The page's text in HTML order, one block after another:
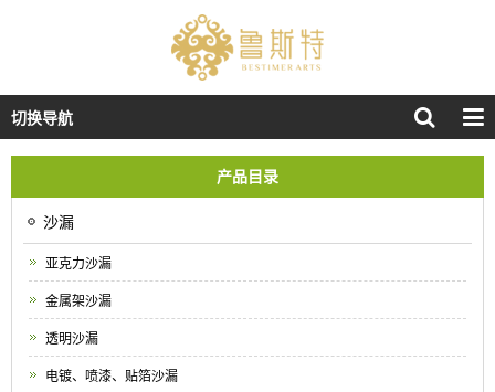
切换导航
产品目录
沙漏
亚克力沙漏
金属架沙漏
透明沙漏
电镀、喷漆、贴箔沙漏